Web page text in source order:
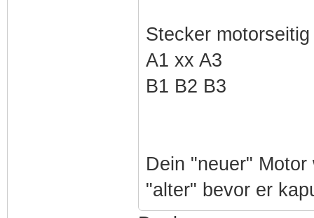
Stecker
A1 xx A3
B1 B2 B3
Dein "neuer"
"alter" bevor er